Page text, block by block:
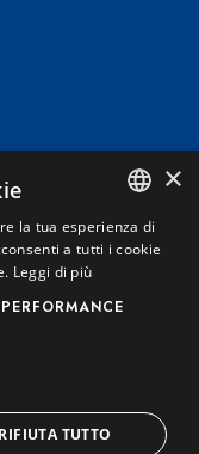
ITALIAN
×
la tua esperienza di
a tutti i cookie
Leggi di più
PERFORMANCE
RIFIUTA TUTTO